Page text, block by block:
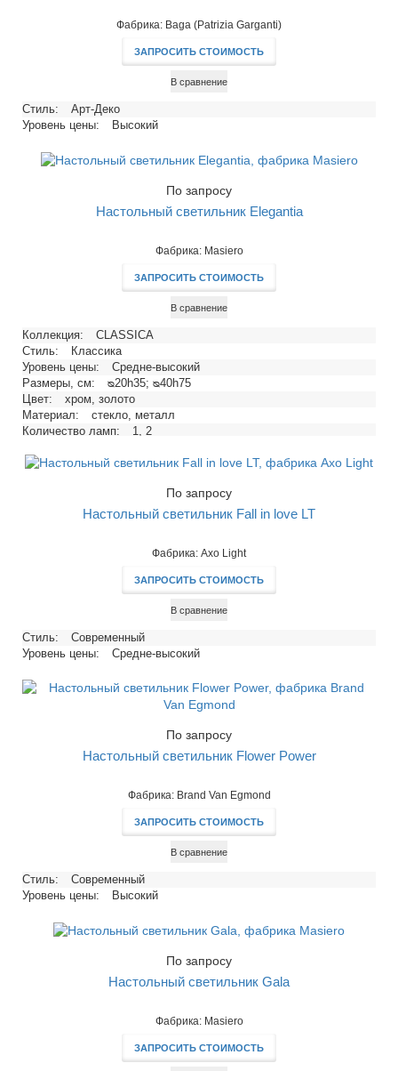
Фабрика: Baga (Patrizia Garganti)
ЗАПРОСИТЬ СТОИМОСТЬ
В сравнение
Стиль:
Арт-Деко
Уровень цены:
Высокий
По запросу
Настольный светильник Elegantia
Фабрика: Masiero
ЗАПРОСИТЬ СТОИМОСТЬ
В сравнение
Коллекция:
CLASSICA
Стиль:
Классика
Уровень цены:
Средне-высокий
Размеры, см:
ᴓ20h35; ᴓ40h75
Цвет:
хром, золото
Материал:
стекло, металл
Количество ламп:
1, 2
Напряжение, В:
220
По запросу
Настольный светильник Fall in love LT
Фабрика: Axo Light
ЗАПРОСИТЬ СТОИМОСТЬ
В сравнение
Стиль:
Современный
Уровень цены:
Средне-высокий
По запросу
Настольный светильник Flower Power
Фабрика: Brand Van Egmond
ЗАПРОСИТЬ СТОИМОСТЬ
В сравнение
Стиль:
Современный
Уровень цены:
Высокий
По запросу
Настольный светильник Gala
Фабрика: Masiero
ЗАПРОСИТЬ СТОИМОСТЬ